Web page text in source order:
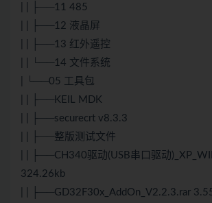
| | ├──11 485
| | ├──12 液晶屏
| | ├──13 红外遥控
| | └──14 文件系统
| └──05 工具包
| | ├──KEIL MDK
| | ├──securecrt v8.3.3
| | ├──整版测试文件
| | ├──CH340驱动(USB串口驱动
324.26kb
| | ├──GD32F30x_AddOn_V2.2.3.rar